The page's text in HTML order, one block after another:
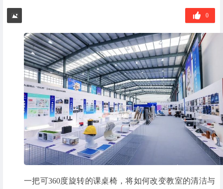
0
一把可360度旋转的课桌椅，将如何改变教室的清洁与